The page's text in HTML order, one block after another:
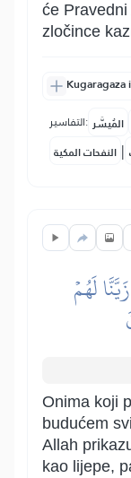
će
zločince
التفاسير: المُيسَّر
النفحات المكية |
لَهُمۡ
Onima koji
budućem
Allah
kao lijepe,